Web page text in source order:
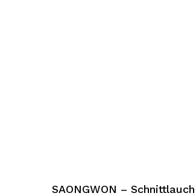
SAONGWON – Schnittlauch